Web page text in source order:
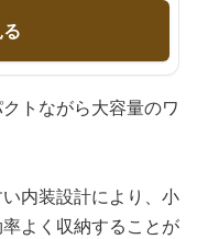
トながら大容量のワ
内装設計により、小
よく収納することが